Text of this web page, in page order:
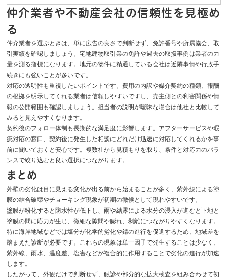
仲介業者や不動産会社の信頼性を見極め
る
仲介業者を選ぶときは、単に広告の良さで判断せず、免許番号や所属協会、取
引実績を確認しましょう。宅地建物取引業の免許や過去の取扱事例は業者の力
量を測る指標になります。地元の物件に精通している会社は近隣事情や行政手
続きにも強いことが多いです。
対応の透明性も重視したいポイントです。費用の内訳や媒介契約の種類、報酬
の根拠を明示してくれる業者は信頼しやすいですし、売主側との利害関係や情
報の公開範囲も確認しましょう。担当者の説明が曖昧な場合は他社と比較して
みると見えやすくなります。
契約後のフォロー体制も長期的な満足度に影響します。アフターサービスや瑕
疵対応の窓口、契約後に発生した相談にどれだけ迅速に対応してくれるかを事
前に聞いておくと安心です。複数社から見積もりを取り、条件と対応力のバラ
ンスで絞り込むと良い選択につながります。
まとめ
外壁の劣化は目に見える変化が出る前から始まることが多く、紫外線による塗
膜の結合破壊やチョーキング現象が初期の徴候として現れやすいです。
塗膜が粉化すると防水性が低下し、雨や結露による水分の浸入が進むと下地と
塗膜の間に応力が生じ、微細な隙間や膨れ、剥離につながりやすくなります。
特に海岸地域などでは塩分が化学的劣化や錆の進行を促進するため、地域差を
踏まえた診断が必要です。これらの現象は単一因子で発生することは少なく、
紫外線、雨水、温度差、塩害などが複合的に作用することで劣化の進行が加速
します。
したがって、外観だけで判断せず、触診や部分的な拡大検査を組み合わせて初